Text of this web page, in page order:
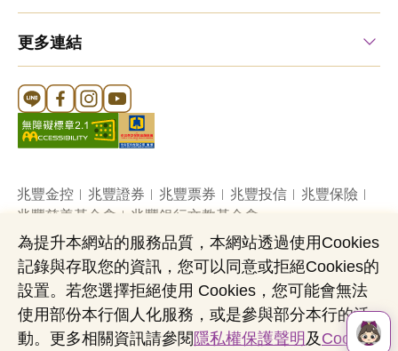
更多連結
Line 官方帳號
FB 官方帳號
Instagram 官方帳號
YouTube 官方帳號
兆豐金控 兆豐證券 兆豐票券 兆豐投信
兆豐保險
兆豐慈善基金會
兆豐銀行文教基金會
網站導覽 法定公開揭露事項
機構投資人盡職治理
隱私權聲明
共同行銷專區 國內外幣清算
營業人：兆豐國際商業銀行股份有限公司
營利事業統一編號：03705903
為提升本網站的服務品質，本網站透過使用Cookies
記錄與存取您的資訊，您可以同意或拒絕Cookies的
設置。若您選擇拒絕使用 Cookies，您可能會無法
使用部份本行個人化服務，或是參與部分本行的活
動。更多相關資訊請參閱 隱私權保護聲明 及 Cookies